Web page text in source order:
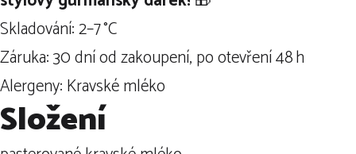
Skladování: 2–7 °C
Záruka: 30 dní od zakoupení, po otevření 48 h
Alergeny: Kravské mléko
Složení